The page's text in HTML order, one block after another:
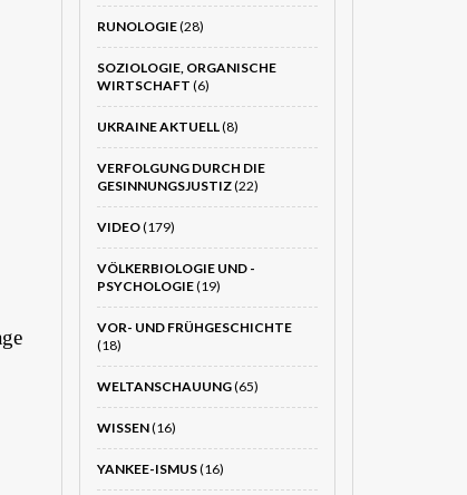
RUNOLOGIE(28)
SOZIOLOGIE, ORGANISCHE
WIRTSCHAFT (6)
UKRAINE AKTUELL(8)
VERFOLGUNG DURCH DIE
GESINNUNGSJUSTIZ(22)
VIDEO(179)
VÖLKERBIOLOGIE UND -
PSYCHOLOGIE(19)
VOR- UND FRÜHGESCHICHTE
(18)
WELTANSCHAUUNG(65)
WISSEN(16)
YANKEE-ISMUS(16)